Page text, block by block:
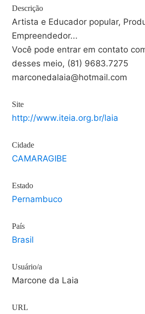
Descrição
Artista e Educador popular, Produtor,
Empreendedor...
Você pode entrar em contato
desses meio, (81) 9683.7275
marconedalaia@hotmail.com
Site
http://www.iteia.org.br/laia
Cidade
CAMARAGIBE
Estado
Pernambuco
País
Brasil
Usuário/a
Marcone da Laia
URL